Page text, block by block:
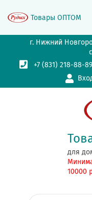
г. Нижний
+7 (831) 218-88-
для
10000
Товары ОПТОМ